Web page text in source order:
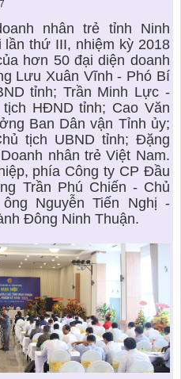
nhân trẻ tỉnh Ninh
thứ III, nhiệm kỳ 2018
hơn 50 đại diện doanh
Lưu Xuân Vĩnh - Phó Bí
tỉnh; Trần Minh Lực -
HĐND tỉnh; Cao Văn
Ban Dân vận Tỉnh ủy;
tịch UBND tỉnh; Đặng
nhân trẻ Việt Nam.
phía Công ty CP Đầu
Trần Phú Chiến - Chủ
Nguyễn Tiến Nghị -
Đông Ninh Thuận.